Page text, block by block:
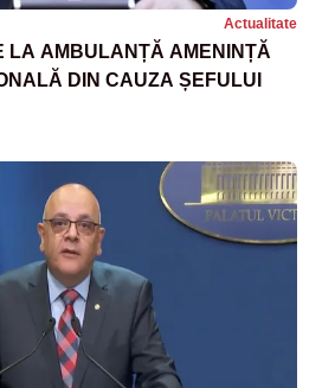
Actualitate
LA AMBULANȚĂ AMENINȚĂ
DIN CAUZA ȘEFULUI